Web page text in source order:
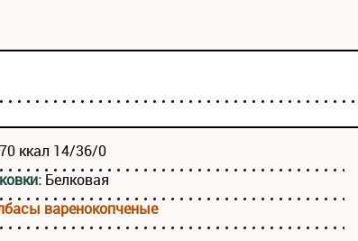
ккал 14/36/0
Белковая
варенокопченые